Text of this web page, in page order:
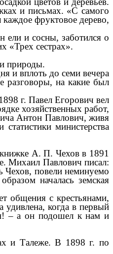
и письмах. «С самого
фруктовое дерево,
ели и сосны, заботился о
«Трех сестрах».
природы.
и вплоть до семи вечера
разговоры, на какие был
г. Павел Егорович вел
хозяйственных работ,
Антон Павлович, живя
министерства
А. П. Чехов в 1891
Михаил Павлович писал:
Чехов, повели неминуемо
началась земская
общения с крестьянами,
удивлена, когда в первый
– а он подошел к нам и
и Талеже. В 1898 г. по